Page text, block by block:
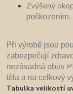
Zvýšený
poškozením.
Při výrobě jsou
zabezpečují
nezávadná obuv
těla a na celkový
Tabulka velikostí